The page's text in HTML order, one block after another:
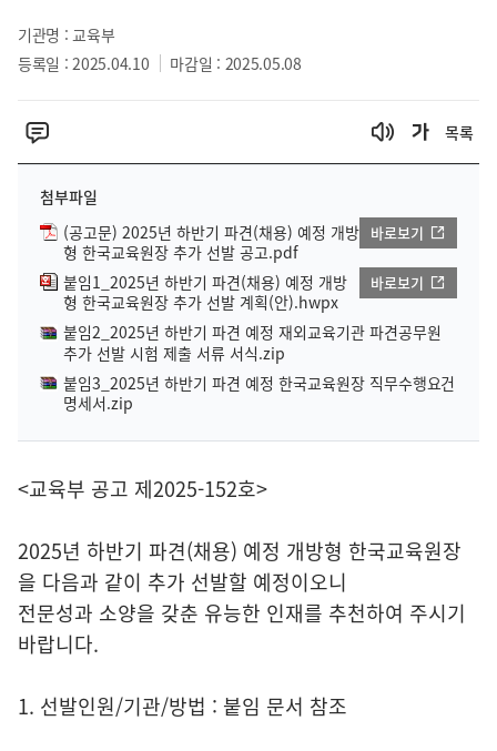
기관명 : 교육부
등록일 : 2025.04.10
마감일 : 2025.05.08
목록
첨부파일
(공고문) 2025년 하반기 파견(채용) 예정 개방
형 한국교육원장 추가 선발 공고.pdf
바로보기
붙임1_2025년 하반기 파견(채용) 예정 개방
형 한국교육원장 추가 선발 계획(안).hwpx
바로보기
붙임2_2025년 하반기 파견 예정 재외교육기관 파견공무원
추가 선발 시험 제출 서류 서식.zip
붙임3_2025년 하반기 파견 예정 한국교육원장 직무수행요건
명세서.zip
<교육부 공고 제2025-152호>
2025년 하반기 파견(채용) 예정 개방형 한국교육원장
을 다음과 같이 추가 선발할 예정이오니
전문성과 소양을 갖춘 유능한 인재를 추천하여 주시기
바랍니다.
1. 선발인원/기관/방법 : 붙임 문서 참조